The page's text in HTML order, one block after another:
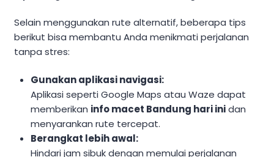
Selain menggunakan rute alternatif, beberapa tips
berikut bisa membantu Anda menikmati perjalanan
tanpa stres:
Gunakan aplikasi navigasi:
Aplikasi seperti Google Maps atau Waze dapat
memberikan info macet Bandung hari inidan
menyarankan rute tercepat.
Berangkat lebih awal:
Hindari jam sibuk dengan memulai perjalanan